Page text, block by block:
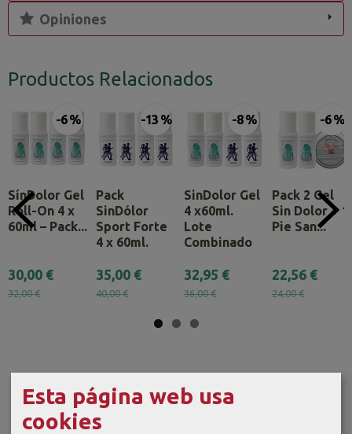
Opiniones
Productos Relacionados
-6 %
SínDolor Gel
Roll-On 4 x
60ml – Pack...
30,00 €
32,00 €
-13 %
Pack
SinDólor
Sport Forte
4 x 60ml.
35,00 €
40,00 €
-8 %
SinDolor Gel
4 x60ml.
Lote
Combinado
32,95 €
36,00 €
-6 %
Pack 2 Gel
Sin Dolor + 1
Pie San...
22,56 €
24,00 €
Esta página web usa
cookies